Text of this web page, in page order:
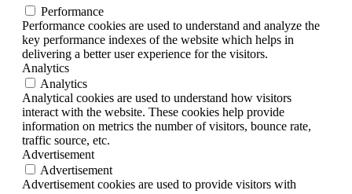
Performance
Performance cookies are used to understand and analyze the
key performance indexes of the website which helps in
delivering a better user experience for the visitors.
Analytics
Analytics
Analytical cookies are used to understand how visitors
interact with the website. These cookies help provide
information on metrics the number of visitors, bounce rate,
traffic source, etc.
Advertisement
Advertisement
Advertisement cookies are used to provide visitors with